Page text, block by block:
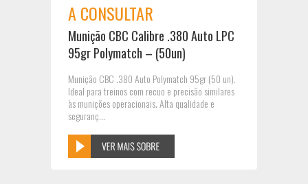
A CONSULTAR
Munição CBC Calibre .380 Auto LPC
95gr Polymatch – (50un)
Munição CBC .380 Auto Polymatch 95gr (50 un).
Ideal para treinos com recuo e precisão similares
às munições operacionais. Alta qualidade e
seguranç...